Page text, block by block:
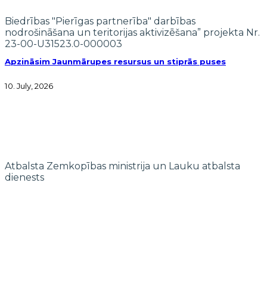
Apzināsim Jaunmārupes resursus un stiprās puses
10. July, 2026
Biedrības "Pierīgas partnerība" darbības
nodrošināšana un teritorijas aktivizēšana” projekta Nr.
23-00-U31523.0-000003
Atbalsta Zemkopības ministrija un Lauku atbalsta
dienests